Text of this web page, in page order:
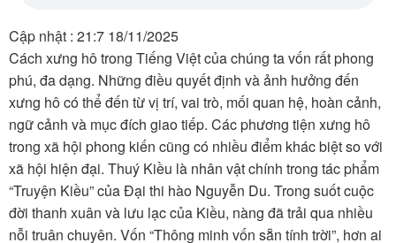
Thiếu nhi
Kết nối VOV6
TÌM KIẾM
Vận hành bởi QI Corp
Cập nhật : 21:7 18/11/2025
Cách xưng hô trong Tiếng Việt của chúng ta vốn rất phong
phú, đa dạng. Những điều quyết định và ảnh hưởng đến
xưng hô có thể đến từ vị trí, vai trò, mối quan hệ, hoàn cảnh,
ngữ cảnh và mục đích giao tiếp. Các phương tiện xưng hô
trong xã hội phong kiến cũng có nhiều điểm khác biệt so với
xã hội hiện đại. Thuý Kiều là nhân vật chính trong tác phẩm
“Truyện Kiều” của Đại thi hào Nguyễn Du. Trong suốt cuộc
đời thanh xuân và lưu lạc của Kiều, nàng đã trải qua nhiều
nỗi truân chuyên. Vốn “Thông minh vốn sẵn tính trời”, hơn ai